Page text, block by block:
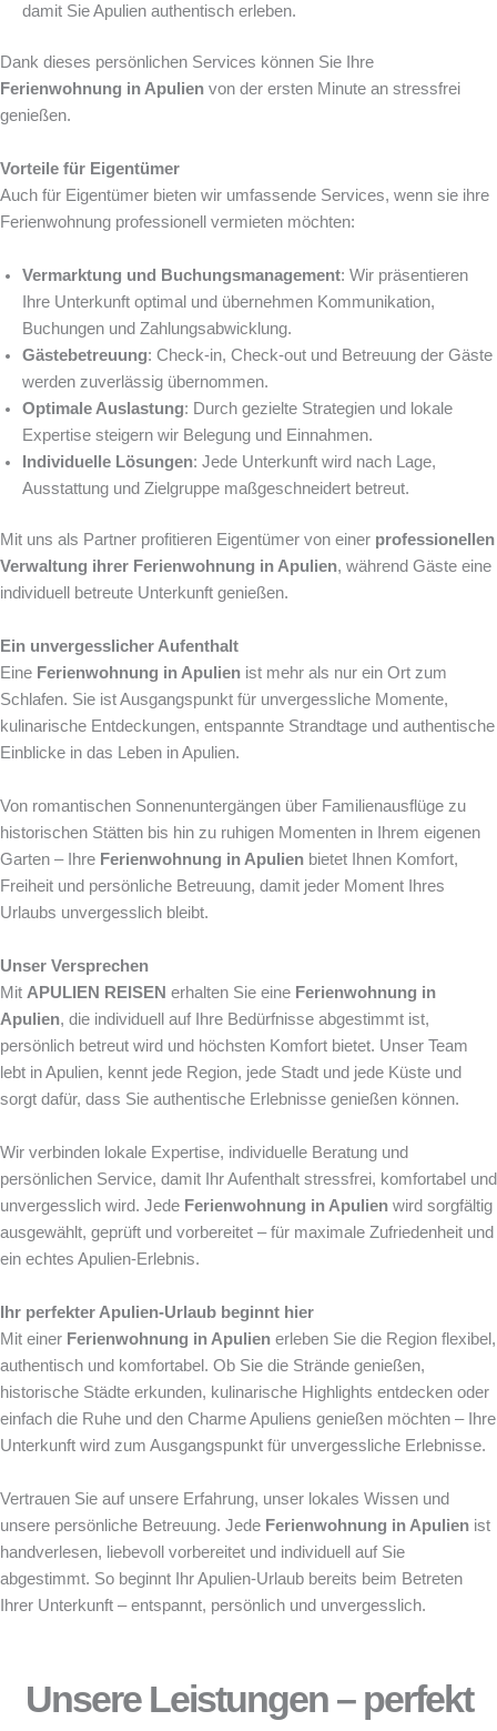
damit Sie Apulien authentisch erleben.
Dank dieses persönlichen Services können Sie Ihre
Ferienwohnung in Apulien von der ersten Minute an stressfrei
genießen.
Vorteile für Eigentümer
Auch für Eigentümer bieten wir umfassende Services, wenn sie ihre
Ferienwohnung professionell vermieten möchten:
Vermarktung und Buchungsmanagement: Wir präsentieren
Ihre Unterkunft optimal und übernehmen Kommunikation,
Buchungen und Zahlungsabwicklung.
Gästebetreuung: Check-in, Check-out und Betreuung der Gäste
werden zuverlässig übernommen.
Optimale Auslastung: Durch gezielte Strategien und lokale
Expertise steigern wir Belegung und Einnahmen.
Individuelle Lösungen: Jede Unterkunft wird nach Lage,
Ausstattung und Zielgruppe maßgeschneidert betreut.
Mit uns als Partner profitieren Eigentümer von einer professionellen
Verwaltung ihrer Ferienwohnung in Apulien, während Gäste eine
individuell betreute Unterkunft genießen.
Ein unvergesslicher Aufenthalt
Eine Ferienwohnung in Apulien ist mehr als nur ein Ort zum
Schlafen. Sie ist Ausgangspunkt für unvergessliche Momente,
kulinarische Entdeckungen, entspannte Strandtage und authentische
Einblicke in das Leben in Apulien.
Von romantischen Sonnenuntergängen über Familienausflüge zu
historischen Stätten bis hin zu ruhigen Momenten in Ihrem eigenen
Garten – Ihre Ferienwohnung in Apulien bietet Ihnen Komfort,
Freiheit und persönliche Betreuung, damit jeder Moment Ihres
Urlaubs unvergesslich bleibt.
Unser Versprechen
Mit APULIEN REISEN erhalten Sie eine Ferienwohnung in
Apulien, die individuell auf Ihre Bedürfnisse abgestimmt ist,
persönlich betreut wird und höchsten Komfort bietet. Unser Team
lebt in Apulien, kennt jede Region, jede Stadt und jede Küste und
sorgt dafür, dass Sie authentische Erlebnisse genießen können.
Wir verbinden lokale Expertise, individuelle Beratung und
persönlichen Service, damit Ihr Aufenthalt stressfrei, komfortabel und
unvergesslich wird. Jede Ferienwohnung in Apulien wird sorgfältig
ausgewählt, geprüft und vorbereitet – für maximale Zufriedenheit und
ein echtes Apulien-Erlebnis.
Ihr perfekter Apulien-Urlaub beginnt hier
Mit einer Ferienwohnung in Apulien erleben Sie die Region flexibel,
authentisch und komfortabel. Ob Sie die Strände genießen,
historische Städte erkunden, kulinarische Highlights entdecken oder
einfach die Ruhe und den Charme Apuliens genießen möchten – Ihre
Unterkunft wird zum Ausgangspunkt für unvergessliche Erlebnisse.
Vertrauen Sie auf unsere Erfahrung, unser lokales Wissen und
unsere persönliche Betreuung. Jede Ferienwohnung in Apulien ist
handverlesen, liebevoll vorbereitet und individuell auf Sie
abgestimmt. So beginnt Ihr Apulien-Urlaub bereits beim Betreten
Ihrer Unterkunft – entspannt, persönlich und unvergesslich.
Unsere Leistungen – perfekt